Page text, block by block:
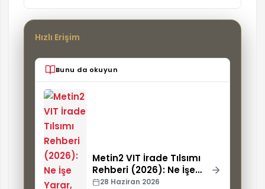
Hızlı Erişim
Bunu da okuyun
Metin2 VIT İrade Tılsımı
Rehberi (2026): Ne İşe
Yarar, Nasıl Basılır, Nasıl
28 Haziran 2026